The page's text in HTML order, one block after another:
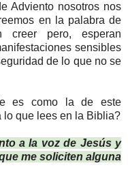
Adviento nosotros nos
en la palabra de
creer pero, esperan
sensibles
de lo que no se
es como la de este
lo que lees en la Biblia?
a la voz de Jesús y
me soliciten alguna